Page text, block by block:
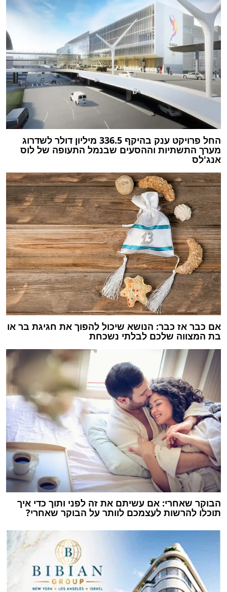
החל פרויקט ענק בהיקף 336.5 מיליון דולר לשדרוג
מערך התשתיות וההסעים שבנמל התעופה של לוס
אנג'לס
אם כבר אז כבר: הנושא שיכול להפוך את חגיגת בר או
בת המצווה שלכם לבלתי נשכחת
הבוקר שאחרי: אם עשיתם את זה לפני ותוך כדי איך
תוכלו להרשות לעצמכם לוותר על הבוקר שאחרי?